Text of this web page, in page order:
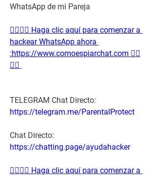
WhatsApp de mi Pareja
👉🏻👉🏻 Haga clic aquí para comenzar a
hackear WhatsApp ahora
:https://www.comoespiarchat.com 👈🏻
👈🏻
TELEGRAM Chat Directo:
https://telegram.me/ParentalProtect
Chat Directo:
https://chatting.page/ayudahacker
👉🏻👉🏻 Haga clic aquí para comenzar a